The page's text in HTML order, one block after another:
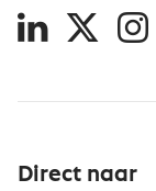
Direct naar
LinkedIn
X